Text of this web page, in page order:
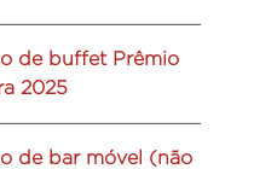
de buffet Prêmio
2025
de bar móvel (não